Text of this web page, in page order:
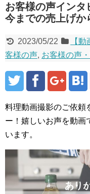
お客様の声インタ
今までの売上げか
2023/05/22
【
客様の声, お客様の声
料理動画撮影のご依頼
ー！嬉しいお声を動画
います。